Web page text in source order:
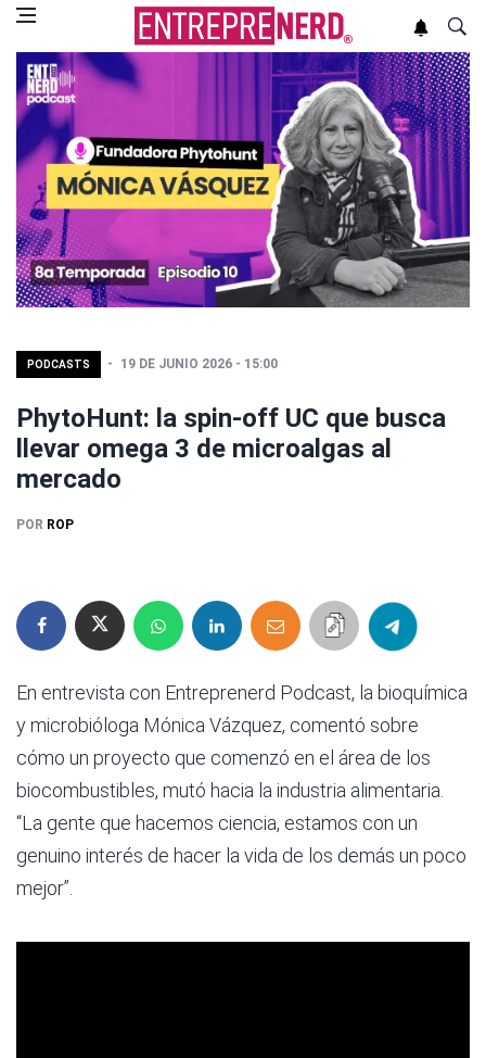
PODCASTS 19 DE JUNIO 2026 - 15:00
PhytoHunt: la spin-off UC que busca
llevar omega 3 de microalgas al
mercado
POR ROP
En entrevista con Entreprenerd Podcast, la bioquímica
y microbióloga Mónica Vázquez, comentó sobre
cómo un proyecto que comenzó en el área de los
biocombustibles, mutó hacia la industria alimentaria.
“La gente que hacemos ciencia, estamos con un
genuino interés de hacer la vida de los demás un poco
mejor”.